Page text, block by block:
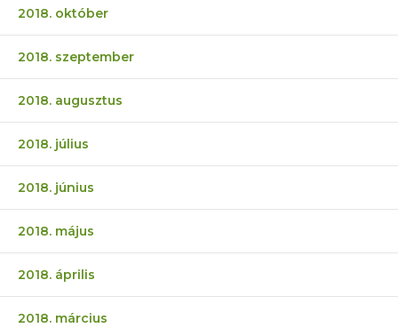
2018. október
2018. szeptember
2018. augusztus
2018. július
2018. június
2018. május
2018. április
2018. március